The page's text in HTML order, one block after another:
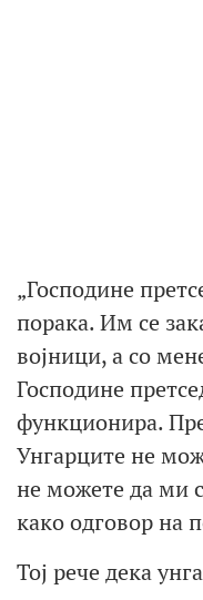
„Господине
порака. Им се
војници, а со
Господине
функционира.
Унгарците не
не можете да ми
како одговор на
Тој рече дека